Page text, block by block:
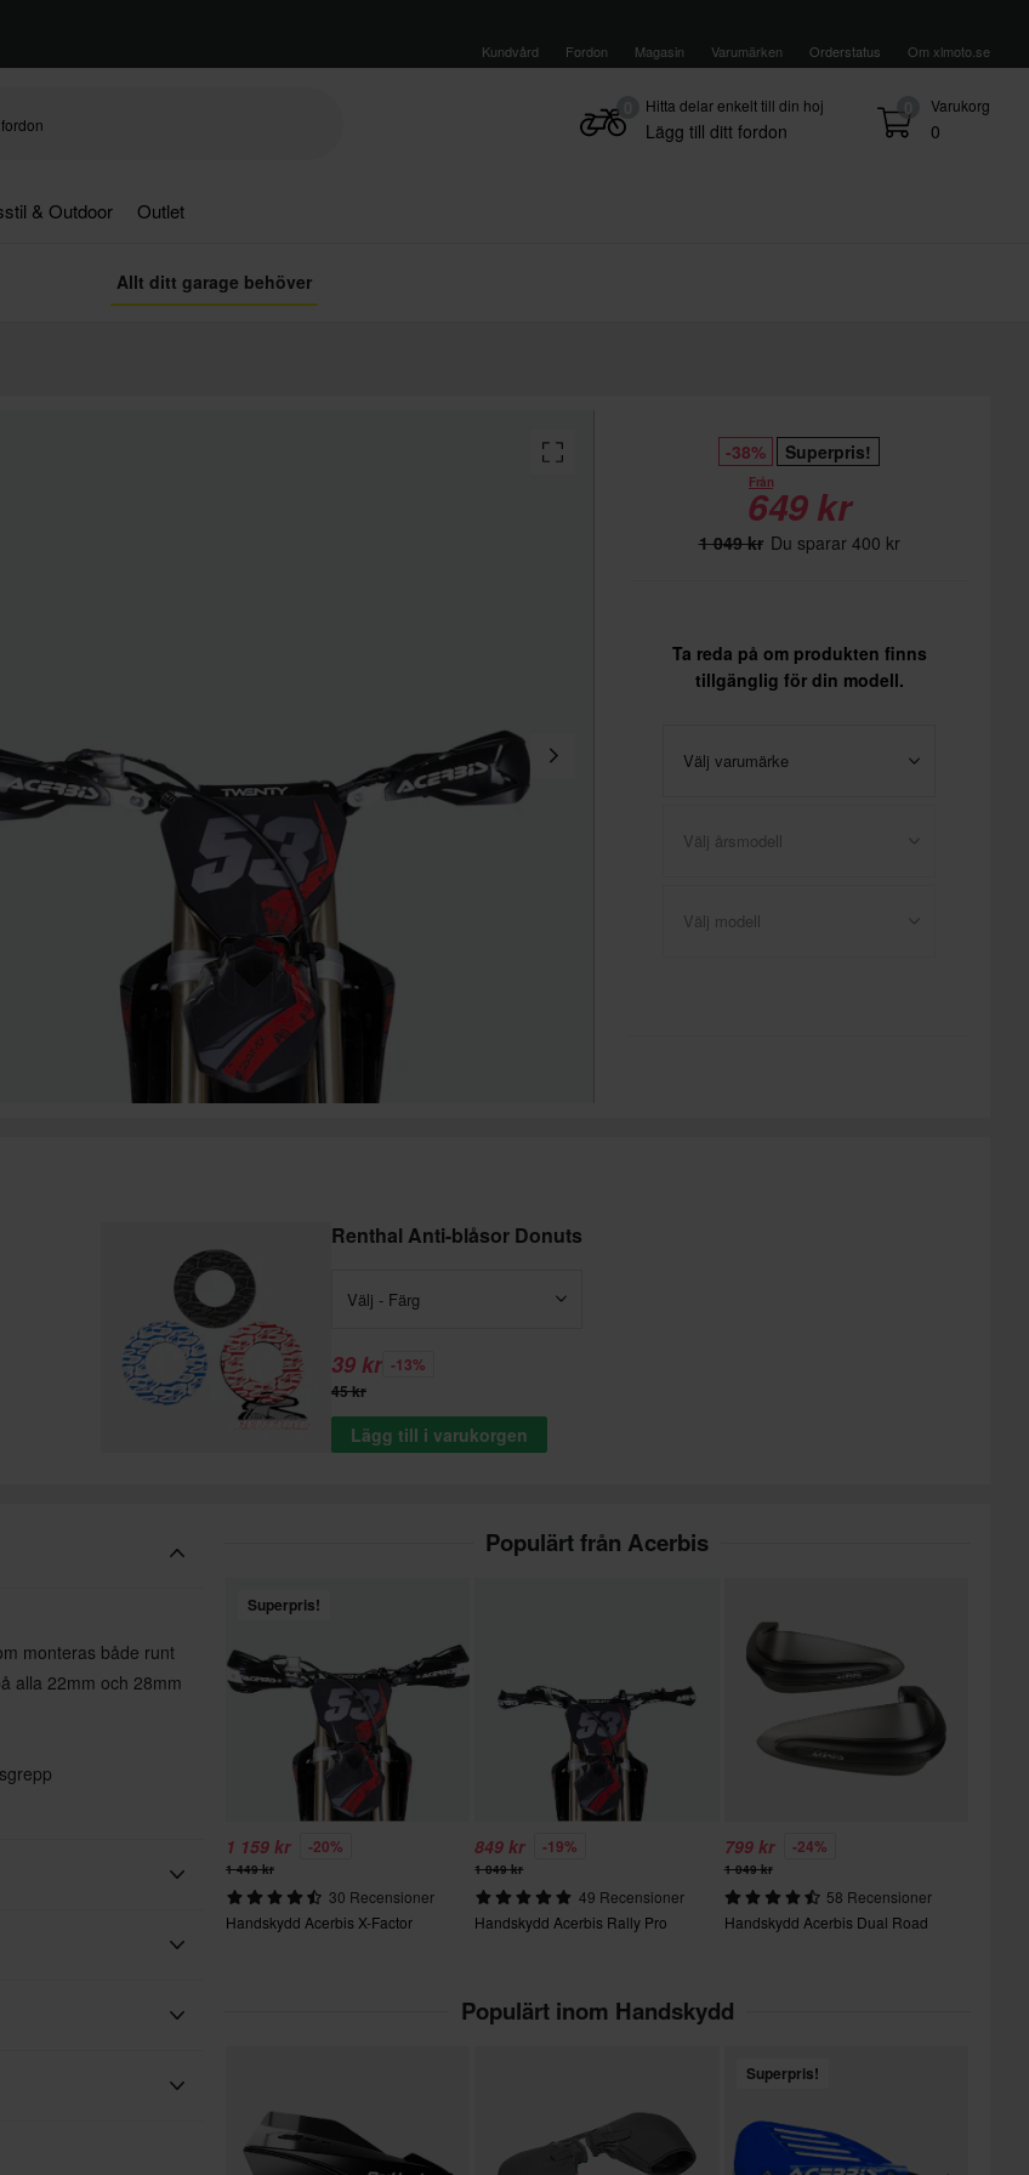
Kundvård Fordon Magasin Varumärken Orderstatus Om xlmoto.se
0 Varukorg
0
Hitta delar enkelt till din hoj
Lägg till ditt fordon
& Outdoor Outlet
Allt ditt garage behöver
-38% Superpris!
Från
649 kr
1 049 kr Du sparar 400 kr
Ta reda på om produkten finns
tillgänglig för din modell.
Välj varumärke
Välj årsmodell
Välj modell
Renthal Anti-blåsor Donuts
Välj - Färg
39 kr -13%
45 kr
Lägg till i varukorgen
monteras både runt
alla 22mm och 28mm
kommer att
2025-07-26
Populärt från Acerbis
Superpris!
1 159 kr -20%
1 449 kr
30 Recensioner
Handskydd Acerbis X-Factor
849 kr -19%
1 049 kr
49 Recensioner
Handskydd Acerbis Rally Pro
799 kr -24%
1 049 kr
58 Recensioner
Handskydd Acerbis Dual Road
Populärt inom Handskydd
Superpris!